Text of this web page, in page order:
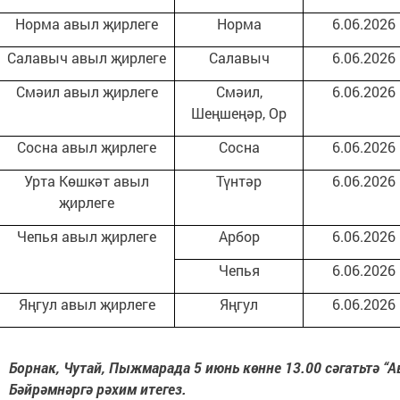
Норма авыл җирлеге Норма
6.06.2026
Салавыч авыл җирлеге
Салавыч
6.06.2026
Смәил авыл җирлеге
Смәил,
Шеңшеңәр, Ор
6.06.2026
Сосна авыл җирлеге Сосна
6.06.2026
Урта Көшкәт авыл
җирлеге
Түнтәр 6.06.2026
Чепья авыл җирлеге Арбор
6.06.2026
Чепья
6.06.2026
Яңгул авыл җирлеге
Яңгул 6.06.2026
Борнак, Чутай, Пыжмарада 5 июнь көнне 13.00 сәгатьтә
Бәйрәмнәргә рәхим итегез.